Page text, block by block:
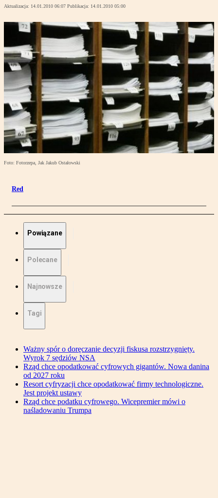
Aktualizacja: 14.01.2010 06:07 Publikacja: 14.01.2010 05:00
Foto: Fotorzepa, Jak Jakub Ostałowski
Red
Powiązane
Polecane
Najnowsze
Tagi
Ważny spór o doręczanie decyzji fiskusa rozstrzygnięty.
Wyrok 7 sędziów NSA
Rząd chce opodatkować cyfrowych gigantów. Nowa danina
od 2027 roku
Resort cyfryzacji chce opodatkować firmy technologiczne.
Jest projekt ustawy
Rząd chce podatku cyfrowego. Wicepremier mówi o
naśladowaniu Trumpa